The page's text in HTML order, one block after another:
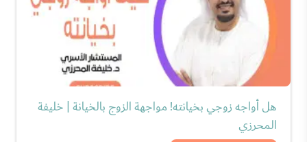
هل أواجه زوجي بخيانته! مواجهة الزوج بالخيانة | خليفة
المحرزي